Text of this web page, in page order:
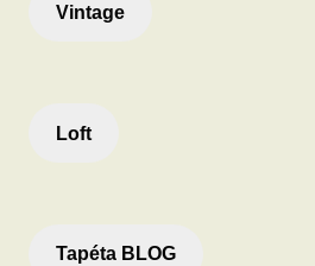
Vintage
Loft
Tapéta BLOG